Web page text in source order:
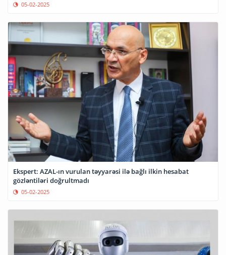
05-02-2025
Ekspert: AZAL-ın vurulan təyyarəsi ilə bağlı ilkin hesabat
gözləntiləri doğrultmadı
05-02-2025